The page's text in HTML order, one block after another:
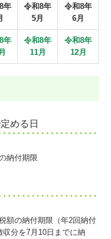
8年
令和8年
5月
令和8年
6月
年
令和8年
11月
令和8年
12月
める日
納付期限
額の納付期限（年2回納付
分を7月10日までに納